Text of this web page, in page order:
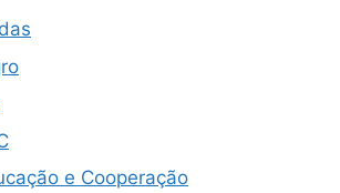
e Cooperação